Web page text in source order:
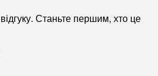
Станьте першим, хто це